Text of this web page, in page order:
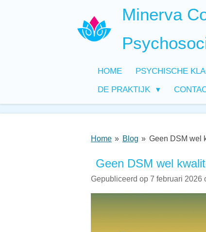
Minerva
HOME PSYCHISCHE
DE PRAKTIJK
Home » Blog » Geen DSM wel
Geen DSM wel
Gepubliceerd op 7 februari 2026